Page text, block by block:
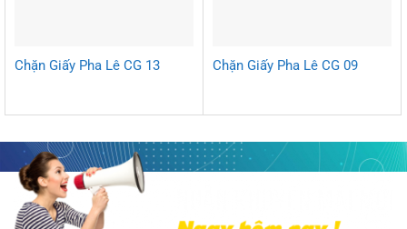
Chặn Giấy Pha Lê CG 13 Chặn Giấy Pha Lê CG 09